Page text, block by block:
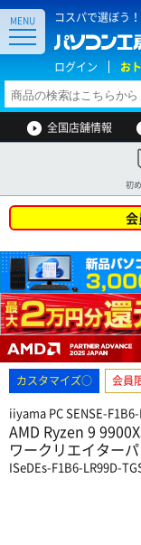
コスパで選ぼう
ログイン お
MENU
全国店舗情報
初
カスタマイズ○ 会員
iiyama PC SENSE-
AMD Ryzen 9
ワークリエイター
ISeDEs-F1B6-LR99D-